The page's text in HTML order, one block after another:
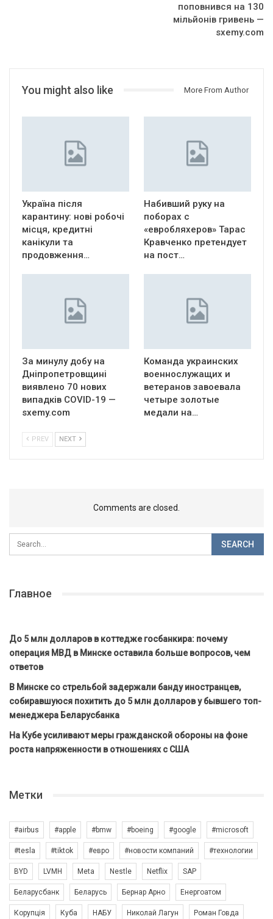
поповнився на 130
мільйонів гривень —
sxemy.com
You might also like More From Author
Україна після
карантину: нові робочі
місця, кредитні
канікули та
продовження…
Набивший руку на
поборах с
«евробляхеров» Тарас
Кравченко претендует
на пост…
За минулу добу на
Дніпропетровщині
виявлено 70 нових
випадків COVID-19 —
sxemy.com
Команда украинских
военнослужащих и
ветеранов завоевала
четыре золотые
медали на…
PREV NEXT
Comments are closed.
Главное
До 5 млн долларов в коттедже госбанкира: почему
операция МВД в Минске оставила больше вопросов, чем
ответов
В Минске со стрельбой задержали банду иностранцев,
собиравшуюся похитить до 5 млн долларов у бывшего топ-
менеджера Беларусбанка
На Кубе усиливают меры гражданской обороны на фоне
роста напряженности в отношениях с США
Метки
#airbus #apple #bmw #boeing #google #microsoft
#tesla #tiktok #евро #новости компаний #технологии
BYD LVMH Meta Nestle Netflix SAP
Беларусбанк Беларусь Бернар Арно Енергоатом
Корупція Куба НАБУ Николай Лагун Роман Говда